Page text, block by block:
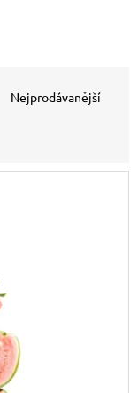
Nejprodávanější